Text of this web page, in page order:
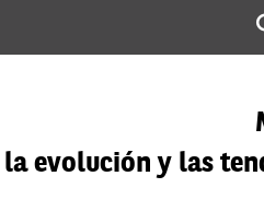
la evolución y las